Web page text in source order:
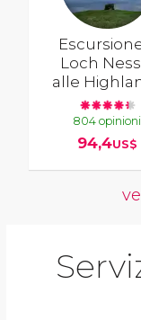
Loch
alle
804 opinioni
94,4US$